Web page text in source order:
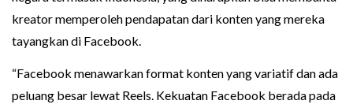
kreator memperoleh pendapatan dari konten yang mereka
tayangkan di Facebook.
“Facebook menawarkan format konten yang variatif dan ada
peluang besar lewat Reels. Kekuatan Facebook berada pada